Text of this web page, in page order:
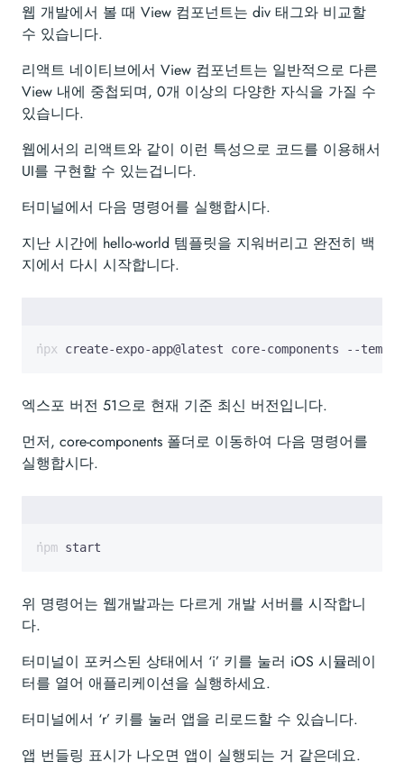
웹 개발에서 볼 때 View 컴포넌트는 div 태그와 비교할
수 있습니다.
리액트 네이티브에서 View 컴포넌트는 일반적으로 다른
View 내에 중첩되며, 0개 이상의 다양한 자식을 가질 수
있습니다.
웹에서의 리액트와 같이 이런 특성으로 코드를 이용해서
UI를 구현할 수 있는겁니다.
터미널에서 다음 명령어를 실행합시다.
지난 시간에 hello-world 템플릿을 지워버리고 완전히 백
지에서 다시 시작합니다.
npx create-expo-app@latest core-components --
엑스포 버전 51으로 현재 기준 최신 버전입니다.
먼저, core-components 폴더로 이동하여 다음 명령어를
실행합시다.
npm start
위 명령어는 웹개발과는 다르게 개발 서버를 시작합니
다.
터미널이 포커스된 상태에서 ‘i’ 키를 눌러 iOS 시뮬레이
터를 열어 애플리케이션을 실행하세요.
터미널에서 ‘r’ 키를 눌러 앱을 리로드할 수 있습니다.
앱 번들링 표시가 나오면 앱이 실행되는 거 같은데요.